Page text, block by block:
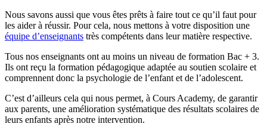
Nous savons aussi que vous êtes prêts à faire tout ce qu’il faut pour
les aider à réussir. Pour cela, nous mettons à votre disposition une
équipe d’enseignants très compétents dans leur matière respective.
Tous nos enseignants ont au moins un niveau de formation Bac + 3.
Ils ont reçu la formation pédagogique adaptée au soutien scolaire et
comprennent donc la psychologie de l’enfant et de l’adolescent.
C’est d’ailleurs cela qui nous permet, à Cours Academy, de garantir
aux parents, une amélioration systématique des résultats scolaires de
leurs enfants après notre intervention.